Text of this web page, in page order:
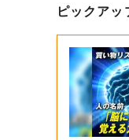
ピックアッ